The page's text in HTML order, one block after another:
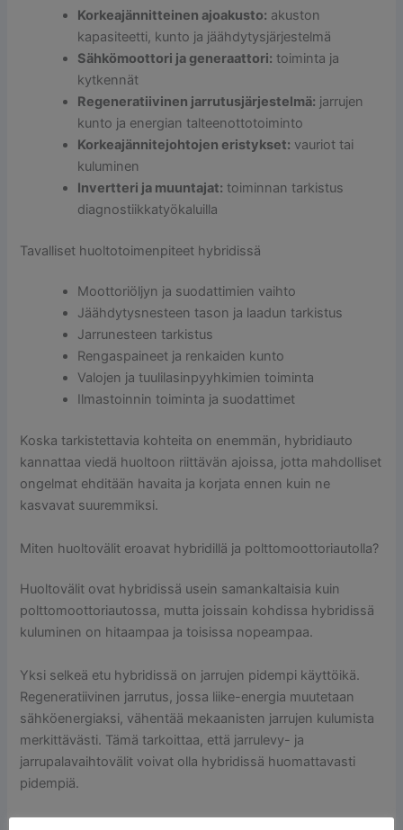
Korkeajännitteinen ajoakusto: akuston
kapasiteetti, kunto ja jäähdytysjärjestelmä
Sähkömoottori ja generaattori: toiminta ja
kytkennät
Regeneratiivinen jarrutusjärjestelmä: jarrujen
kunto ja energian talteenottotoiminto
Korkeajännitejohtojen eristykset: vauriot tai
kuluminen
Invertteri ja muuntajat: toiminnan tarkistus
diagnostiikkatyökaluilla
Tavalliset huoltotoimenpiteet hybridissä
Moottoriöljyn ja suodattimien vaihto
Jäähdytysnesteen tason ja laadun tarkistus
Jarrunesteen tarkistus
Rengaspaineet ja renkaiden kunto
Valojen ja tuulilasinpyyhkimien toiminta
Ilmastoinnin toiminta ja suodattimet
Koska tarkistettavia kohteita on enemmän, hybridiauto
kannattaa viedä huoltoon riittävän ajoissa, jotta mahdolliset
ongelmat ehditään havaita ja korjata ennen kuin ne
kasvavat suuremmiksi.
Miten huoltovälit eroavat hybridillä ja polttomoottoriautolla?
Huoltovälit ovat hybridissä usein samankaltaisia kuin
polttomoottoriautossa, mutta joissain kohdissa hybridissä
kuluminen on hitaampaa ja toisissa nopeampaa.
Yksi selkeä etu hybridissä on jarrujen pidempi käyttöikä.
Regeneratiivinen jarrutus, jossa liike-energia muutetaan
sähköenergiaksi, vähentää mekaanisten jarrujen kulumista
merkittävästi. Tämä tarkoittaa, että jarrulevy- ja
jarrupalavaihtovälit voivat olla hybridissä huomattavasti
pidempiä.